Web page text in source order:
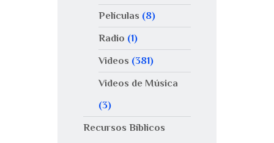
Películas (8)
Radio (1)
Videos (381)
Videos de Música
(3)
Recursos Bíblicos